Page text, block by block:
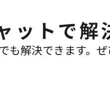
ットで解
も解決できます。 ぜ